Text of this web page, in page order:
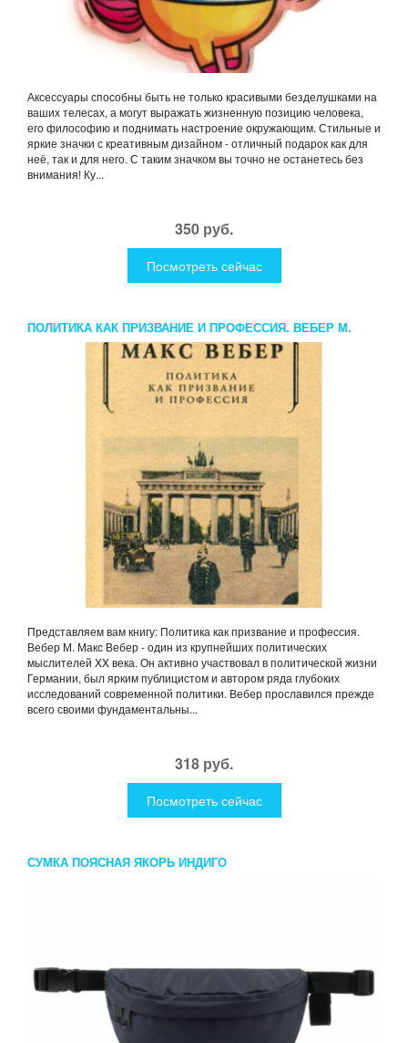
Аксессуары способны быть не только красивыми безделушками на
ваших телесах, а могут выражать жизненную позицию человека,
его философию и поднимать настроение окружающим. Стильные и
яркие значки с креативным дизайном - отличный подарок как для
неё, так и для него. С таким значком вы точно не останетесь без
внимания! Ку...
350 руб.
Посмотреть сейчас
ПОЛИТИКА КАК ПРИЗВАНИЕ И ПРОФЕССИЯ. ВЕБЕР М.
Представляем вам книгу: Политика как призвание и профессия.
Вебер М. Макс Вебер - один из крупнейших политических
мыслителей XX века. Он активно участвовал в политической жизни
Германии, был ярким публицистом и автором ряда глубоких
исследований современной политики. Вебер прославился прежде
всего своими фундаментальны...
318 руб.
Посмотреть сейчас
СУМКА ПОЯСНАЯ ЯКОРЬ ИНДИГО